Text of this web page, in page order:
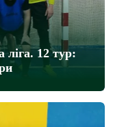
ліга. 12 тур: